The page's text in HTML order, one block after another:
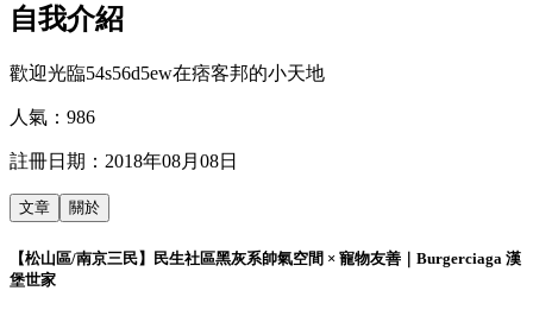
自我介紹
歡迎光臨54s56d5ew在痞客邦的小天地
人氣： 986
註冊日期： 2018年08月08日
文章 關於
【松山區/南京三民】民生社區黑灰系帥氣空間 × 寵物友善｜Burgerciaga 漢
堡世家